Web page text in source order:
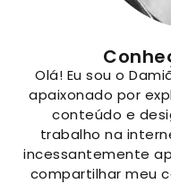
Olá! Eu sou o
apaixonado por
conteúdo e
trabalho na
incessantemente
compartilhar meu